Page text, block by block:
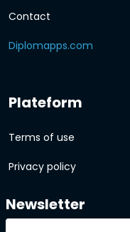
Contact
Diplomapps.com
Plateform
Terms of use
Privacy policy
Newsletter